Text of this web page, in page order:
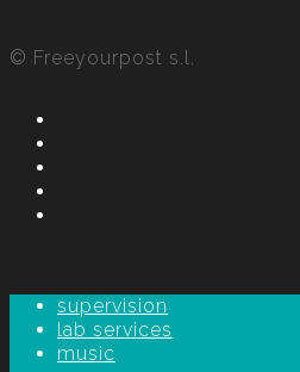
© Freeyourpost s.l.
supervision
lab services
music